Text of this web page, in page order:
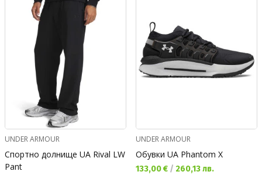
UNDER ARMOUR
Спортно долнище UA Rival LW
Pant
UNDER ARMOUR
Обувки UA Phantom X
Текуща цена:
133,00 € / 260,13 лв.